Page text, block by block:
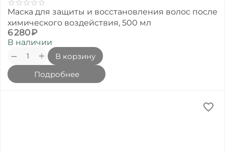
Маска для защиты и восстановления волос после
химического воздействия, 500 мл
6 280₽
В наличии
+
−
В корзину
Подробнее